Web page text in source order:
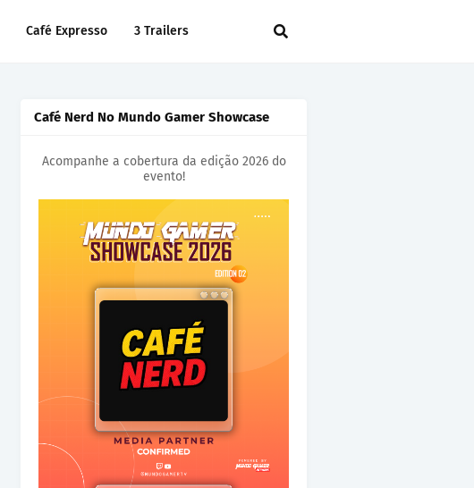
Café Expresso 3 Trailers
Café Nerd No Mundo Gamer Showcase
Acompanhe a cobertura da edição 2026 do
evento!